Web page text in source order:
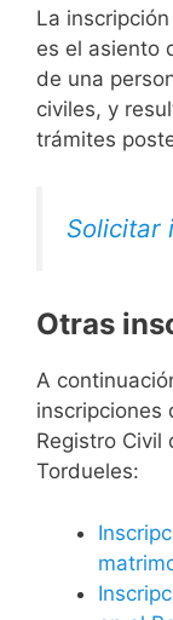
La
es el asiento
de una
civiles, y
trámites
Solicitar
Otras
A
inscripciones
Registro Civil
Tordueles: